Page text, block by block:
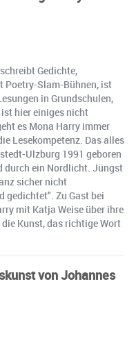
Gedichte,
Poetry-Slam-Bühnen, ist
in Grundschulen,
hier einiges nicht
es Mona Harry immer
Lesekompetenz. Das alles
Ulzburg 1991 geboren
durch ein Nordlicht. Jüngst
sicher nicht
gedichtet". Zu Gast bei
mit Katja Weise über ihre
Kunst, das richtige Wort
von Johannes